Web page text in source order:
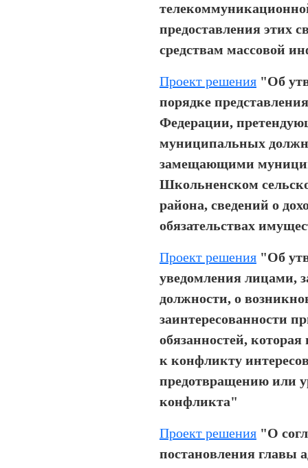
предоставления этих
средствам массовой
Проект решения "Об
порядке
Федерации,
муниципальных
замещающими
Школьненском
района, сведений о
обязательствах
Проект решения "Об
уведомления
должности, о
заинтересованности
обязанностей,
к конфликту
предотвращению или
конфликта"
Проект решения "О
постановления главы